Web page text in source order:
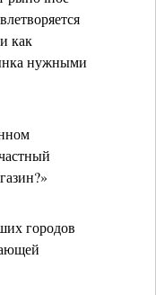
как
нужными
городов